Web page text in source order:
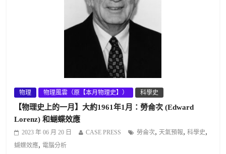
物理 物理風雲（原【本月物理史】） 科學史
【物理史上的一月】大約1961年1月：勞侖次 (Edward
Lorenz) 和蝴蝶效應
2023 年 06 月 20 日 CASE PRESS 勞侖次, 天氣預報,科學史,
蝴蝶效應, 電腦分析